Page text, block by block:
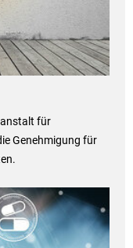
für
Genehmigung für